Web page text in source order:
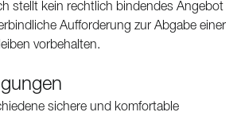
stellt kein rechtlich bindendes Angebot
Aufforderung zur Abgabe einer
vorbehalten.
sichere und komfortable